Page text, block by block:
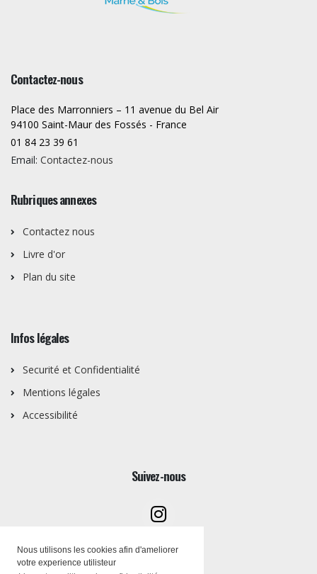
Nous utilisons les cookies afin d'ameliorer
votre experience utilisteur
Contactez-nous
Place des Marronniers – 11 avenue du Bel Air
94100 Saint-Maur des Fossés - France
01 84 23 39 61
Email: Contactez-nous
Rubriques annexes
Contactez nous
Livre d'or
Plan du site
Infos légales
Securité et Confidentialité
Mentions légales
Accessibilité
Suivez-nous